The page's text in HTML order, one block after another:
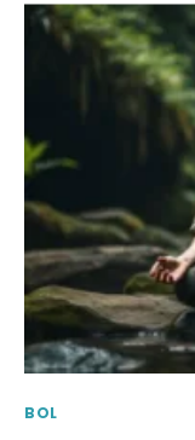
BOL